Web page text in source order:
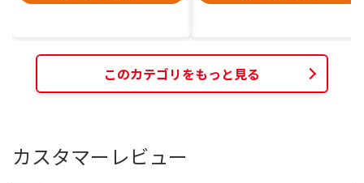
このカテゴリをもっと見る
カスタマーレビュー